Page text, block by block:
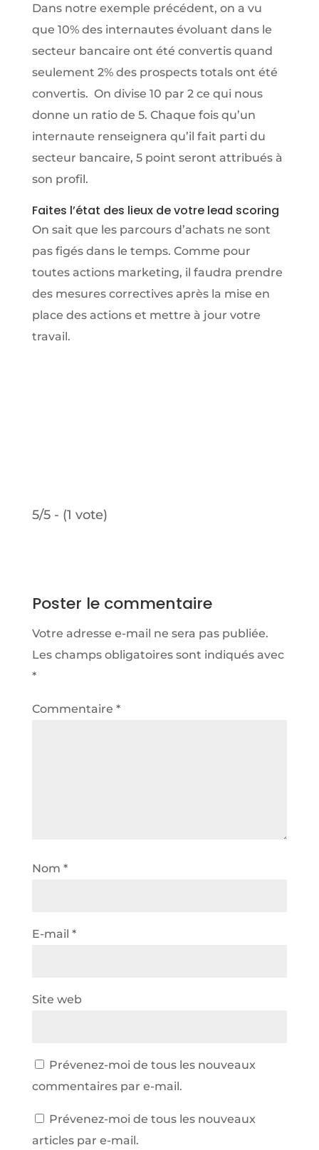
Dans notre exemple précédent, on a vu
que 10% des internautes évoluant dans le
secteur bancaire ont été convertis quand
seulement 2% des prospects totals ont été
convertis. On divise 10 par 2 ce qui nous
donne un ratio de 5. Chaque fois qu’un
internaute renseignera qu’il fait parti du
secteur bancaire, 5 point seront attribués à
son profil.
Faites l’état des lieux de votre lead scoring
On sait que les parcours d’achats ne sont
pas figés dans le temps. Comme pour
toutes actions marketing, il faudra prendre
des mesures correctives après la mise en
place des actions et mettre à jour votre
travail.
5/5 - (1 vote)
Poster le commentaire
Votre adresse e-mail ne sera pas publiée.
Les champs obligatoires sont indiqués avec
*
Commentaire *
Nom *
E-mail *
Site web
Prévenez-moi de tous les nouveaux
commentaires par e-mail.
Prévenez-moi de tous les nouveaux
articles par e-mail.